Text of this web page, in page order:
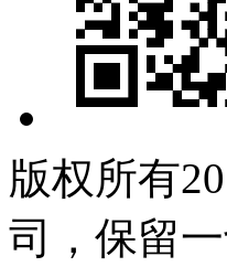
版权所有
司，保留